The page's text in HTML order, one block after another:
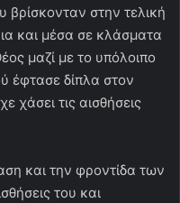
βρίσκονταν στην τελική
και μέσα σε κλάσματα
μαζί με το υπόλοιπο
έφτασε δίπλα στον
χάσει τις αισθήσεις
και την φροντίδα των
του και